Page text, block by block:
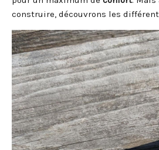
construire, découvrons les